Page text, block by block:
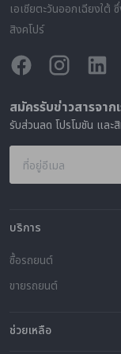
เอเชียตะวันออกเฉียงใต้
สิงคโปร์
สมัครรับข่าวสารจาก
รับส่วนลด โปรโมชัน แล
ที่อยู่อีเมล
บริการ
ซื้อรถยนต์
ขายรถยนต์
ช่วยเหลือ